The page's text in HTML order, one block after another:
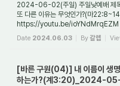
2024-06-02(주일) 주일낮예배 제
또 다른 이유는 무엇인가?(마
https://youtu.be/ioYNdMrqEZM 1.
첫번째 이유는 무엇인가? 3. 사람이...
Date 2024.06.03 By갈렙
[바른 구원(04)] 내 이름이 생
하는가?(계3:20)_2024-